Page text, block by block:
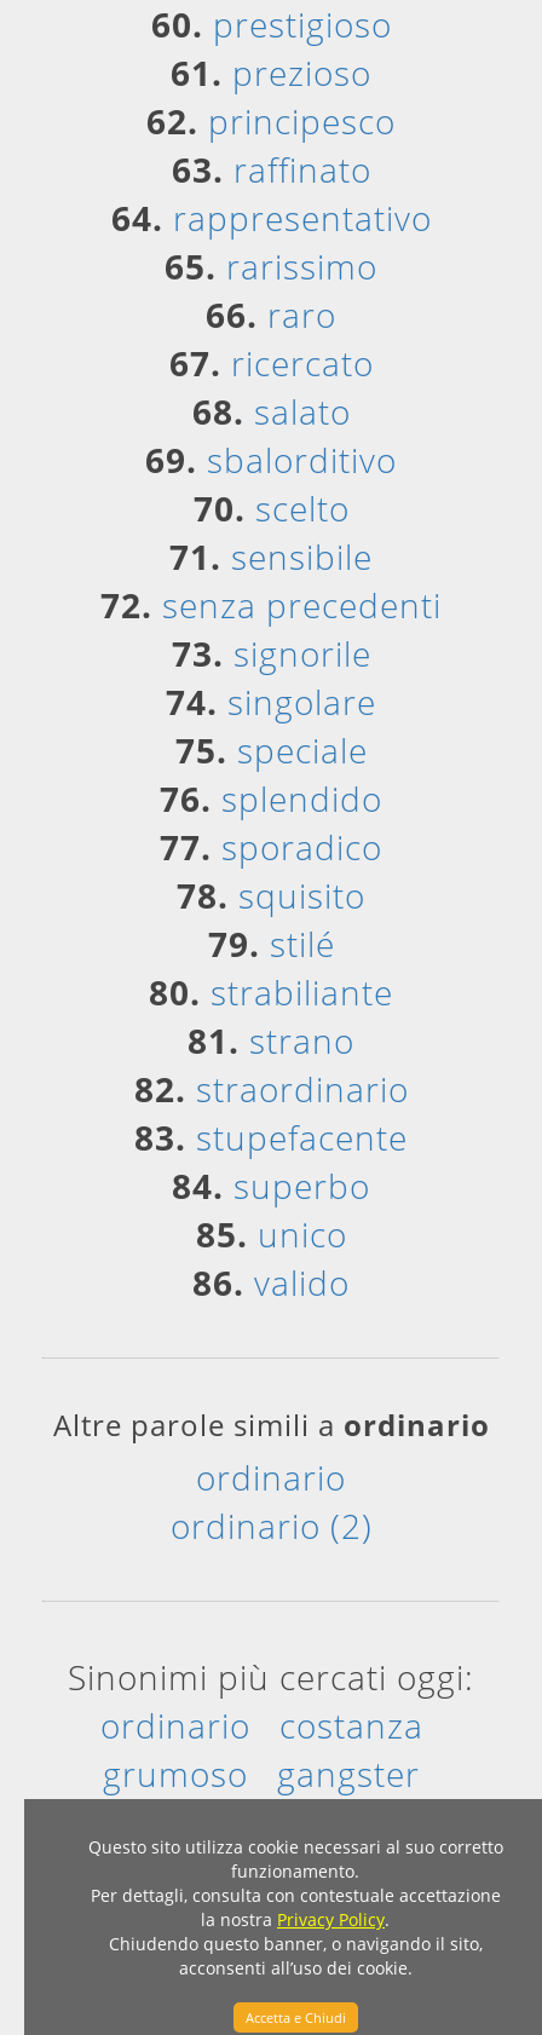
60. prestigioso
61. prezioso
62. principesco
63. raffinato
64. rappresentativo
65. rarissimo
66. raro
67. ricercato
68. salato
69. sbalorditivo
70. scelto
71. sensibile
72. senza precedenti
73. signorile
74. singolare
75. speciale
76. splendido
77. sporadico
78. squisito
79. stilé
80. strabiliante
81. strano
82. straordinario
83. stupefacente
84. superbo
85. unico
86. valido
Altre parole simili a ordinario
ordinario
ordinario (2)
Sinonimi più cercati oggi:
ordinario
costanza
grumoso
gangster
Home|Privacy & Cookies
© 2007 - 2026 - Dizionario Sinonimi Contrari
Questo sito utilizza cookie necessari al suo corretto
funzionamento.
Per dettagli, consulta con contestuale accettazione
la nostra Privacy Policy.
Chiudendo questo banner, o navigando il sito,
acconsenti all’uso dei cookie.
Accetta e Chiudi